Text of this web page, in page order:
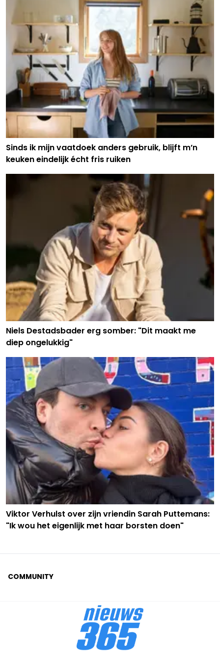
Sinds ik mijn vaatdoek anders gebruik, blijft m’n
keuken eindelijk écht fris ruiken
Niels Destadsbader erg somber: "Dit maakt me
diep ongelukkig"
Viktor Verhulst over zijn vriendin Sarah Puttemans:
"Ik wou het eigenlijk met haar borsten doen"
COMMUNITY